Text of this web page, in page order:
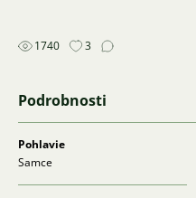
1740 3
Podrobnosti
Pohlavie
Samce